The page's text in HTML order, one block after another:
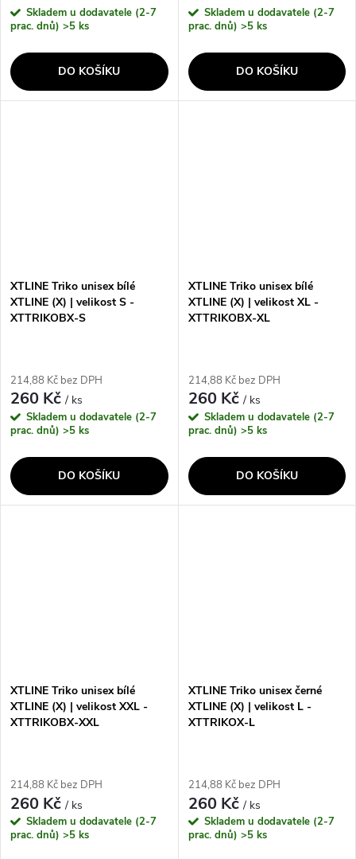
Skladem u dodavatele (2-7
prac. dnů) >5 ks
DO KOŠÍKU
Skladem u dodavatele (2-7
prac. dnů) >5 ks
DO KOŠÍKU
XTLINE Triko unisex bílé
XTLINE (X) | velikost S -
XTTRIKOBX-S
214,88 Kč bez DPH
260 Kč/ ks
Skladem u dodavatele (2-7
prac. dnů) >5 ks
DO KOŠÍKU
XTLINE Triko unisex bílé
XTLINE (X) | velikost XL -
XTTRIKOBX-XL
214,88 Kč bez DPH
260 Kč/ ks
Skladem u dodavatele (2-7
prac. dnů) >5 ks
DO KOŠÍKU
XTLINE Triko unisex bílé
XTLINE (X) | velikost XXL -
XTTRIKOBX-XXL
214,88 Kč bez DPH
260 Kč/ ks
Skladem u dodavatele (2-7
prac. dnů) >5 ks
XTLINE Triko unisex černé
XTLINE (X) | velikost L -
XTTRIKOX-L
214,88 Kč bez DPH
260 Kč/ ks
Skladem u dodavatele (2-7
prac. dnů) >5 ks